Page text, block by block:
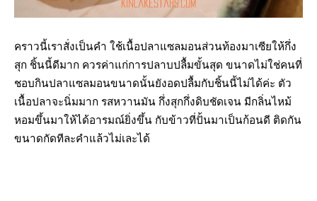
คราวนี้เราสั่งเป็นคำ ใช้เนื้อปลาแซลมอนส่วนท้องมาเซียให้กึ่ง
สุก ชิ้นนี้ดีมาก ควรค่าแก่การปลาบปลื้มขั้นสุด ขนาดไม่ใช่คนที่
ชอบกินปลาแซลมอนขนาดนั้นยังอดปลื้มกับชิ้นนี้ไม่ได้ค่ะ ตัว
เนื้อปลาจะนิ่มมาก รสหวานมัน กึ่งสุกกึ่งดิบชัดเจน มีกลิ่นไหม้
หอมขึ้นมาให้ได้อารมณ์ยิ่งขึ้น กับข้าวที่ปั้นมาเป็นก้อนดี ติดกัน
ขนาดกัดทีละคำแล้วไม่เละได้